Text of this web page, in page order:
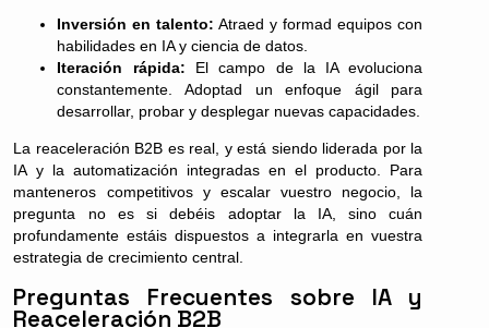
Inversión en talento: Atraed y formad equipos con
habilidades en IA y ciencia de datos.
Iteración rápida: El campo de la IA evoluciona
constantemente. Adoptad un enfoque ágil para
desarrollar, probar y desplegar nuevas capacidades.
La reaceleración B2B es real, y está siendo liderada por la
IA y la automatización integradas en el producto. Para
manteneros competitivos y escalar vuestro negocio, la
pregunta no es si debéis adoptar la IA, sino cuán
profundamente estáis dispuestos a integrarla en vuestra
estrategia de crecimiento central.
Preguntas Frecuentes sobre IA y
Reaceleración B2B